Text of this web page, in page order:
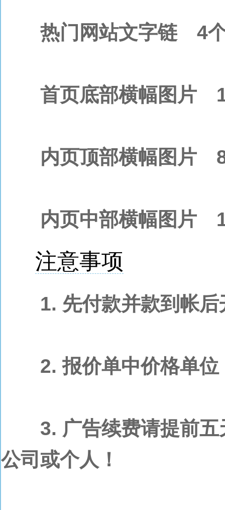
热门网站文字链 4个
首页底部横幅图片
内页顶部横幅图片
内页中部横幅图片
注意事项
1. 先付款并款到帐后
2. 报价单中价格单位
3. 广告续费请提前五
公司或个人！